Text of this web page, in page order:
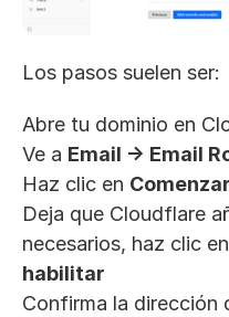
Los pasos suelen ser:
Abre tu dominio en
Ve a Email -> Email
Haz clic en Comenzar
Deja que Cloudflare
necesarios, haz clic en
habilitar
Confirma la dirección